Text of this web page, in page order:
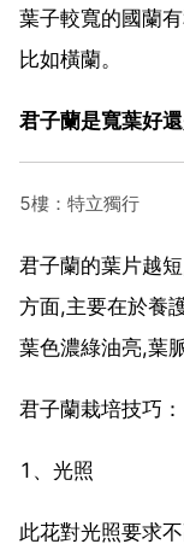
葉子較寬的國蘭
比如橫蘭。
君子蘭是寬葉好
5樓：特立獨行
君子蘭的葉片越
方面,主要在於養
葉色濃綠油亮,葉
君子蘭栽培技巧：
1、光照
此花對光照要求